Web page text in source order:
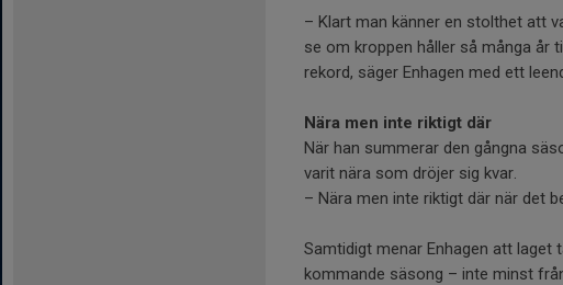
– Klart man känner en stolthet att
se om kroppen håller så många år
rekord, säger Enhagen med ett
Nära men inte riktigt där
När han summerar den gångna
varit nära som dröjer sig kvar.
– Nära men inte riktigt där när det
Samtidigt menar Enhagen att laget
kommande säsong – inte minst